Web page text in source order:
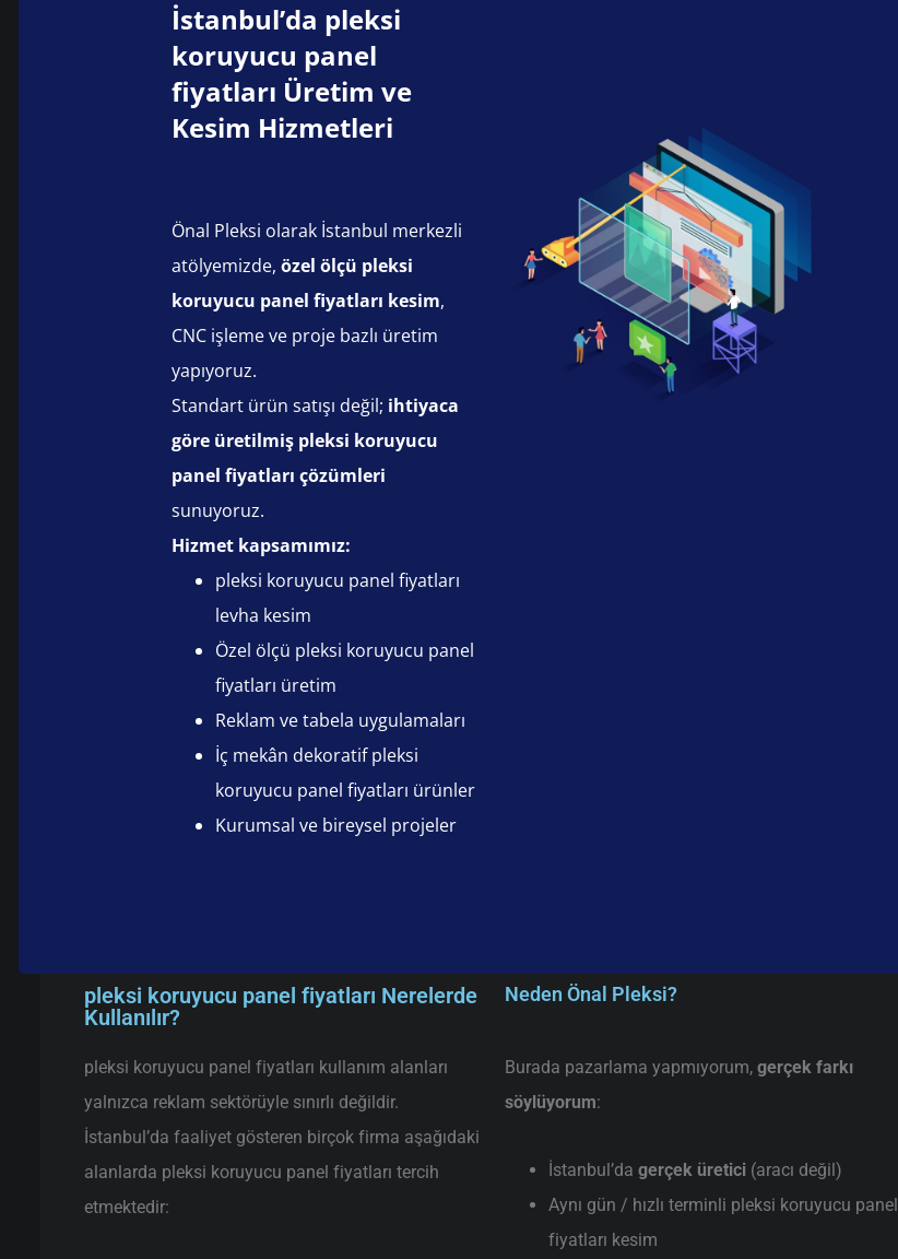
İstanbul’da pleksi
koruyucu panel
fiyatları Üretim ve
Kesim Hizmetleri
Önal Pleksi olarak İstanbul merkezli
atölyemizde, özel ölçü pleksi
koruyucu panel fiyatları kesim,
CNC işleme ve proje bazlı üretim
yapıyoruz.
Standart ürün satışı değil; ihtiyaca
göre üretilmiş pleksi koruyucu
panel fiyatları çözümleri
sunuyoruz.
Hizmet kapsamımız:
pleksi koruyucu panel fiyatları
levha kesim
Özel ölçü pleksi koruyucu panel
fiyatları üretim
Reklam ve tabela uygulamaları
İç mekân dekoratif pleksi
koruyucu panel fiyatları ürünler
Kurumsal ve bireysel projeler
pleksi koruyucu panel fiyatları Nerelerde
Kullanılır?
Neden Önal Pleksi?
pleksi koruyucu panel fiyatları kullanım alanları
yalnızca reklam sektörüyle sınırlı değildir.
İstanbul’da faaliyet gösteren birçok firma aşağıdaki
alanlarda pleksi koruyucu panel fiyatları tercih
etmektedir:
Burada pazarlama yapmıyorum, gerçek farkı
söylüyorum:
İstanbul’da gerçek üretici(aracı değil)
Aynı gün / hızlı terminli pleksi koruyucu panel
fiyatları kesim